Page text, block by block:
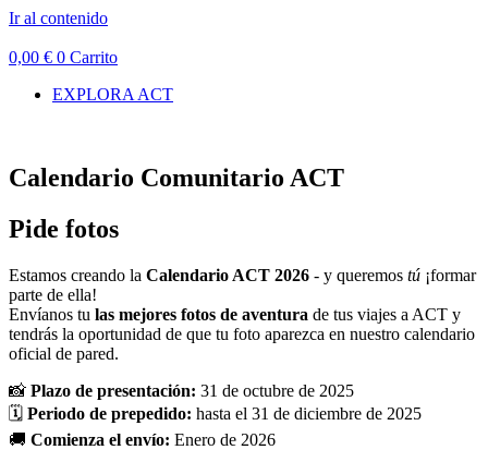
Ir al contenido
0,00 € 0 Carrito
EXPLORA ACT
Calendario Comunitario ACT
Pide fotos
Estamos creando la Calendario ACT 2026 - y queremos tú ¡formar
parte de ella!
Envíanos tu las mejores fotos de aventura de tus viajes a ACT y
tendrás la oportunidad de que tu foto aparezca en nuestro calendario
oficial de pared.
📸 Plazo de presentación: 31 de octubre de 2025
🗓️ Periodo de prepedido: hasta el 31 de diciembre de 2025
🚚 Comienza el envío: Enero de 2026